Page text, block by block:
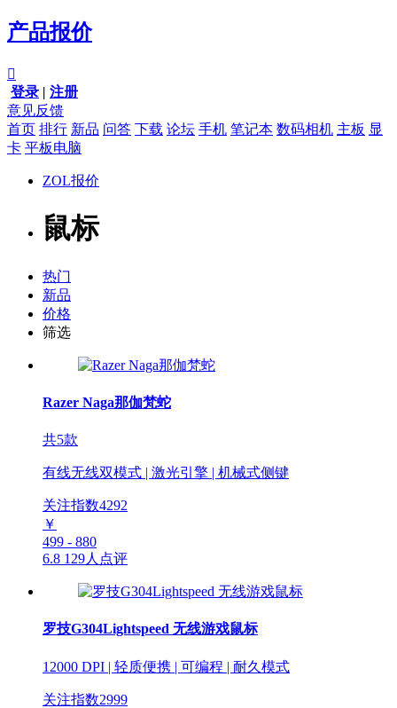
产品报价

登录 | 注册
意见反馈
首页 排行 新品 问答 下载 论坛 手机 笔记本 数码相机 主板 显
卡 平板电脑
ZOL报价
鼠标
热门
新品
价格
筛选
Razer Naga那伽梵蛇
共5款
有线无线双模式 | 激光引擎 | 机械式侧键
关注指数4292
￥
499 - 880
6.8 129人点评
罗技G304Lightspeed 无线游戏鼠标
12000 DPI | 轻质便携 | 可编程 | 耐久模式
关注指数2999